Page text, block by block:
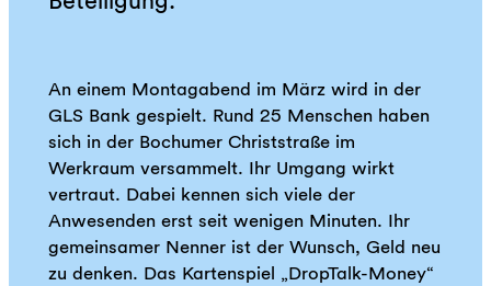
An einem Montagabend im März wird in der
GLS Bank gespielt. Rund 25 Menschen haben
sich in der Bochumer Christstraße im
Werkraum versammelt. Ihr Umgang wirkt
vertraut. Dabei kennen sich viele der
Anwesenden erst seit wenigen Minuten. Ihr
gemeinsamer Nenner ist der Wunsch, Geld neu
zu denken. Das Kartenspiel „DropTalk-Money“